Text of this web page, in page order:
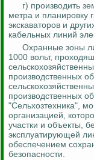
г) производить
метра и планировку
экскаваторов и
кабельных линий
Охранные зоны
1000 вольт,
производственных
производственных
"Сельхозтехника",
организацией,
участки и объекты,
эксплуатирующей
обеспечением
безопасности.